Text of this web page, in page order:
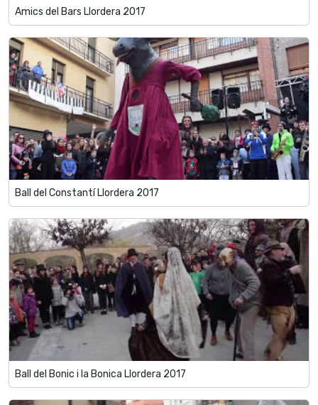
Amics del Bars Llordera 2017
Ball del Constantí Llordera 2017
Ball del Bonic i la Bonica Llordera 2017